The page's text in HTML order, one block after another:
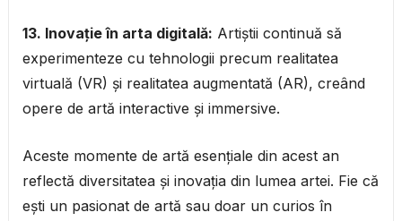
13. Inovație în arta digitală: Artiștii continuă să
experimenteze cu tehnologii precum realitatea
virtuală (VR) și realitatea augmentată (AR), creând
opere de artă interactive și immersive.
Aceste momente de artă esențiale din acest an
reflectă diversitatea și inovația din lumea artei. Fie că
ești un pasionat de artă sau doar un curios în